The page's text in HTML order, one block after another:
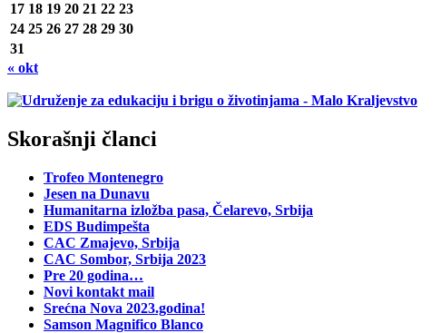
17 18 19 20 21 22 23
24 25 26 27 28 29 30
31
« okt
Skorašnji članci
Trofeo Montenegro
Jesen na Dunavu
Humanitarna izložba pasa, Čelarevo, Srbija
EDS Budimpešta
CAC Zmajevo, Srbija
CAC Sombor, Srbija 2023
Pre 20 godina…
Novi kontakt mail
Srećna Nova 2023.godina!
Samson Magnifico Blanco